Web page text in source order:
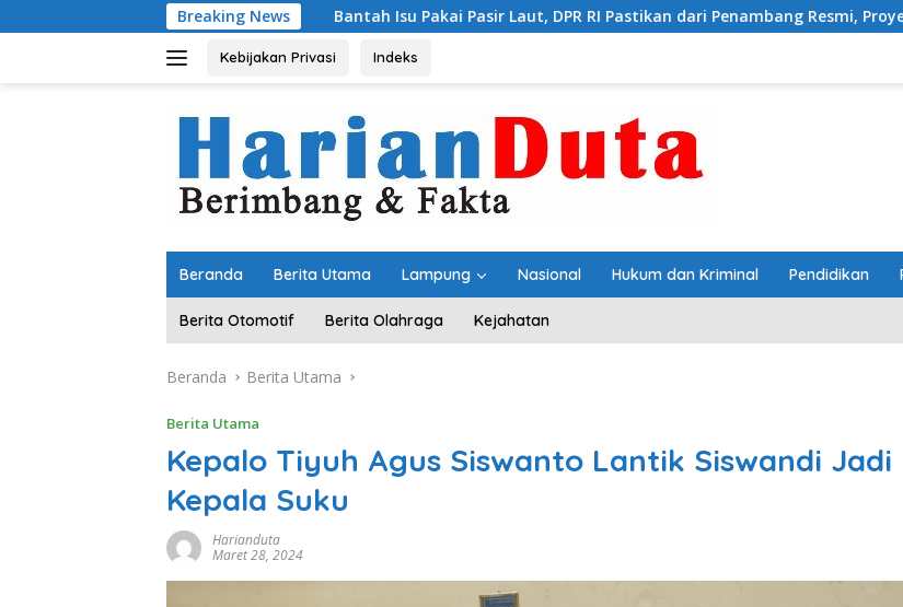
ke
Breaking News
Bantah Isu Pakai Pasir Laut, DPR RI Pastikan dari Penambang Resmi, Proyek Pengaman
Kebijakan Privasi Indeks
Beranda Berita Utama Lampung Nasional Hukum dan Kriminal Pendidikan
Berita Otomotif Berita Olahraga Kejahatan
Beranda Berita Utama
Berita Utama
Kepalo Tiyuh Agus Siswanto Lantik Siswandi Jadi
Kepala Suku
Harianduta
Maret 28, 2024